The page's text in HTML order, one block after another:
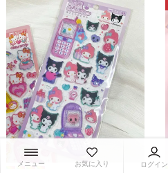
メニュー お気に入り ログイン